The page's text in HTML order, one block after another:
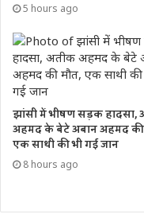
5 hours ago
झांसी में भीषण सड़क हादसा,
अहमद के बेटे अबान अहमद की
एक साथी की भी गई जान
8 hours ago